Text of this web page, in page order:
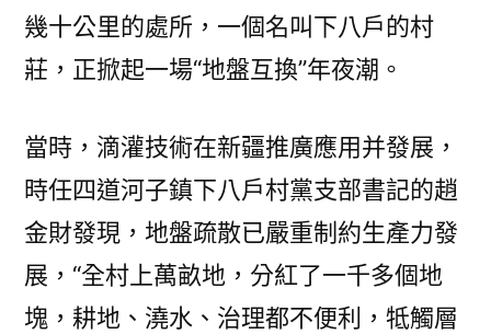
幾十公里的處所，一個名叫下八戶的村
莊，正掀起一場“地盤互換”年夜潮。
當時，滴灌技術在新疆推廣應用并發展，
時任四道河子鎮下八戶村黨支部書記的趙
金財發現，地盤疏散已嚴重制約生產力發
展，“全村上萬畝地，分紅了一千多個地
塊，耕地、澆水、治理都不便利，牴觸層